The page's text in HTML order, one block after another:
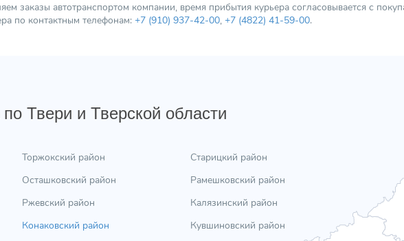
заказы автотранспортом компании, время прибытия курьера согласовывается с
по контактным телефонам: +7 (910) 937-42-00, +7 (4822) 41-59-00.
Твери и Тверской области
Торжокский район
Осташковский район
Ржевский район
Конаковский район
Старицкий район
Рамешковский район
Калязинский район
Кувшиновский район